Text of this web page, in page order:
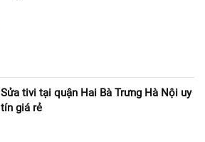
Sửa tivi tại quận Hai Bà Trưng Hà Nội uy
tín giá rẻ